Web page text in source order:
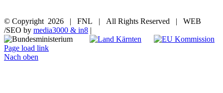
© Copyright 2026 | FNL | All Rights Reserved | WEB
/SEO by media3000 & in8 |
Page load link
Nach oben